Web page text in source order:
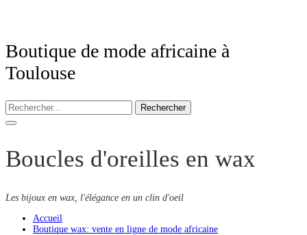
Boutique de mode africaine à
Toulouse
Rechercher
Boucles d'oreilles en wax
Les bijoux en wax, l'élégance en un clin d'oeil
Accueil
Boutique wax: vente en ligne de mode africaine